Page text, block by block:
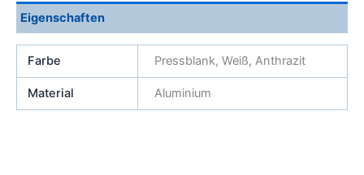
Menge
Eigenschaften
Farbe Pressblank, Weiß, Anthrazit
Material Aluminium